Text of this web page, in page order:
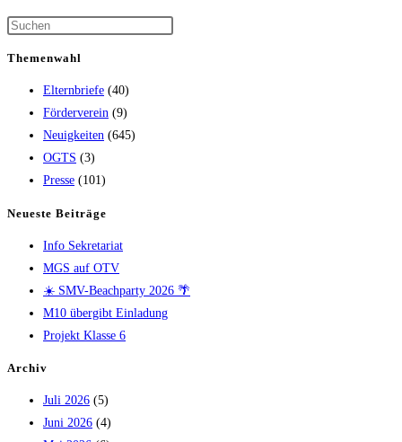
Themenwahl
Elternbriefe (40)
Förderverein (9)
Neuigkeiten (645)
OGTS (3)
Presse (101)
Neueste Beiträge
Info Sekretariat
MGS auf OTV
☀️ SMV-Beachparty 2026 🌴
M10 übergibt Einladung
Projekt Klasse 6
Archiv
Juli 2026 (5)
Juni 2026 (4)